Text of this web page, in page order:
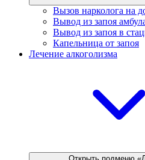
Вызов нарколога на
Вывод из запоя
Вывод из запоя в
Капельница от запоя
Лечение алкоголизма